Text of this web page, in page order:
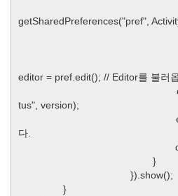
getSharedPreferences("pref",
editor = pref.edit(); // Editor를 불러
tus", version);
다.
}
}).show();
}